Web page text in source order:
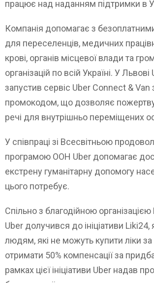
працює над наданням підтримки в
Компанія допомагає з
для переселенців, медичних
крові, органів місцевої влади та
організацій по всій Україні. У
запустив сервіс Uber Connect & Van
промокодом, що дозволяє
речі для внутрішньо переміщених
У співпраці зі Всесвітньою
програмою ООН Uber допомагає
екстрену гуманітарну допомогу
цього потребує.
Спільно з благодійною
Uber долучився до ініціативи
людям, які не можуть купити ліки за
отримати 50% компенсації за
рамках цієї ініціативи Uber надав